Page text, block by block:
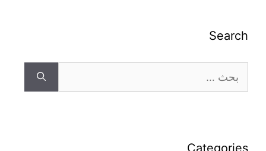
Search
Categories